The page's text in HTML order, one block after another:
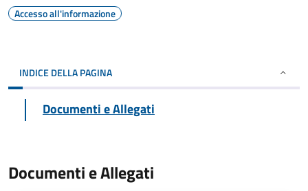
Accesso all'informazione
INDICE DELLA PAGINA
Documenti e Allegati
Documenti e Allegati